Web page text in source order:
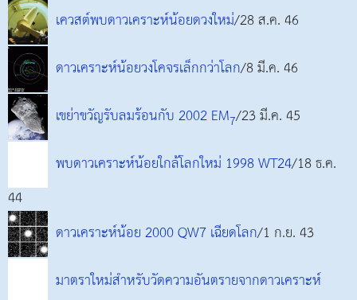
เควสต์พบดาวเคราะห์น้อยดวงใหม่/28 ส.ค. 46
ดาวเคราะห์น้อยวงโคจรเล็กกว่าโลก/8 มี.ค. 46
เขย่าขวัญรับลมร้อนกับ 2002 EM7/23 มี.ค. 45
พบดาวเคราะห์น้อยใกล้โลกใหม่ 1998 WT24/18 ธ.ค.
44
ดาวเคราะห์น้อย 2000 QW7 เฉียดโลก/1 ก.ย. 43
มาตราใหม่สำหรับวัดความอันตรายจากดาวเคราะห์